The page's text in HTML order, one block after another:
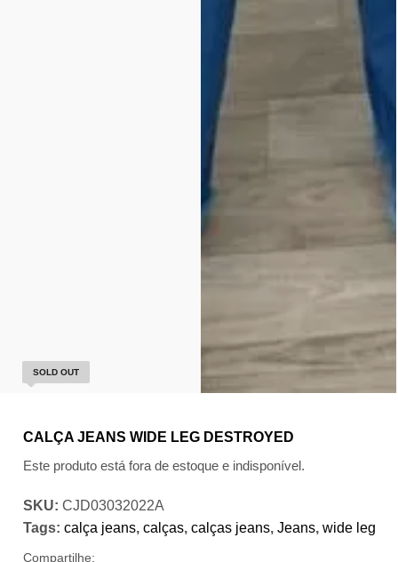
SOLD OUT
CALÇA JEANS WIDE LEG DESTROYED
Este produto está fora de estoque e indisponível.
SKU: CJD03032022A
Tags: calça jeans, calças, calças jeans, Jeans, wide leg
Compartilhe: